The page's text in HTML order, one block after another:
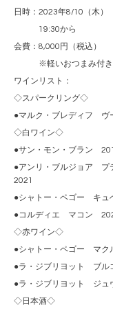
日時：2023年8/10（木）
19:30から
会費：8,000円（税込）
※軽いおつまみ付き
ワインリスト：
◇スパークリング◇
●マルク・ブレディフ ヴ
◇白ワイン◇
●サン・モン・ブラン
●アンリ・ブルジョア
2021
●シャトー・ペゴー キ
●コルディエ マコン
◇赤ワイン◇
●シャトー・ペゴー マ
●ラ・ジブリヨット ブ
●ラ・ジブリヨット ジュ
◇日本酒◇